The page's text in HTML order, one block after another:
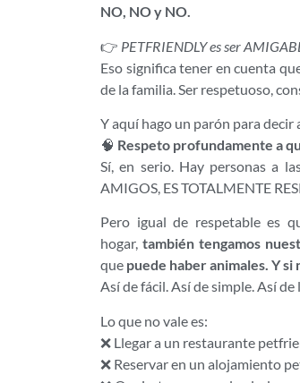
NO, NO y NO.
👉 PETFRIENDLY es ser
Eso significa tener en cuenta
de la familia. Ser respetuoso,
Y aquí hago un parón para
🧠 Respeto profundamente a
Sí, en serio. Hay personas a
AMIGOS, ES TOTALMENTE
Pero igual de respetable es
hogar,también tengamos
que puede haber animales. Y si
Así de fácil. Así de simple. Así de
Lo que no vale es:
❌ Llegar a un restaurante
❌ Reservar en un alojamiento